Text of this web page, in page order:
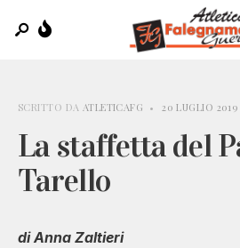
SCRITTO DA ATLETICAFG • 20 LUGLIO 2019
La staffetta del
Tarello
di Anna Zaltieri